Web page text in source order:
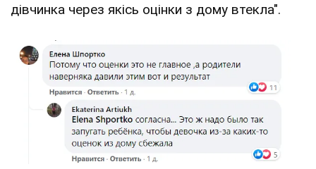
дівчинка через якісь оцінки з дому втекла".